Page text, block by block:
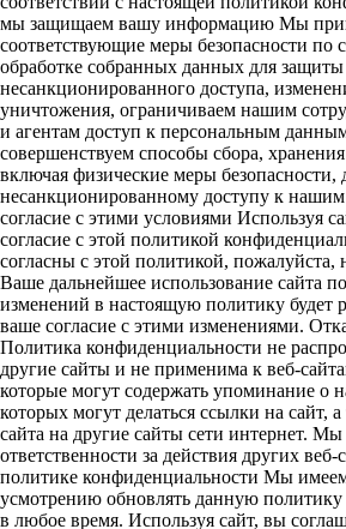
мы защищаем вашу информацию Мы
соответствующие меры безопасности по
обработке собранных данных для
несанкционированного доступа,
уничтожения, ограничиваем нашим
и агентам доступ к персональным
совершенствуем способы сбора,
включая физические меры безопасности,
несанкционированному доступу к
согласие с этими условиями Используя
согласие с этой политикой
согласны с этой политикой, пожалуйста,
Ваше дальнейшее использование сайта
изменений в настоящую политику будет
ваше согласие с этими изменениями.
Политика конфиденциальности не
другие сайты и не применима к веб-
которые могут содержать упоминание о
которых могут делаться ссылки на сайт,
сайта на другие сайты сети интернет.
ответственности за действия других
политике конфиденциальности Мы
усмотрению обновлять данную
в любое время. Используя сайт, вы